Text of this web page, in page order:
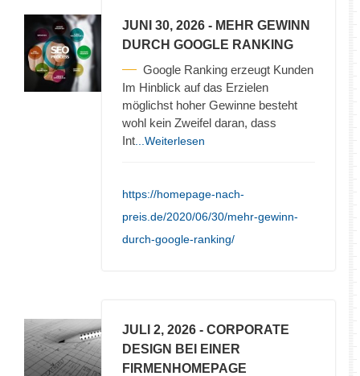
JUNI 30, 2026 - MEHR GEWINN
DURCH GOOGLE RANKING
Google Ranking erzeugt Kunden
Im Hinblick auf das Erzielen
möglichst hoher Gewinne besteht
wohl kein Zweifel daran, dass
Int ...Weiterlesen
https://homepage-nach-
preis.de/2020/06/30/mehr-gewinn-
durch-google-ranking/
JULI 2, 2026 - CORPORATE
DESIGN BEI EINER
FIRMENHOMEPAGE